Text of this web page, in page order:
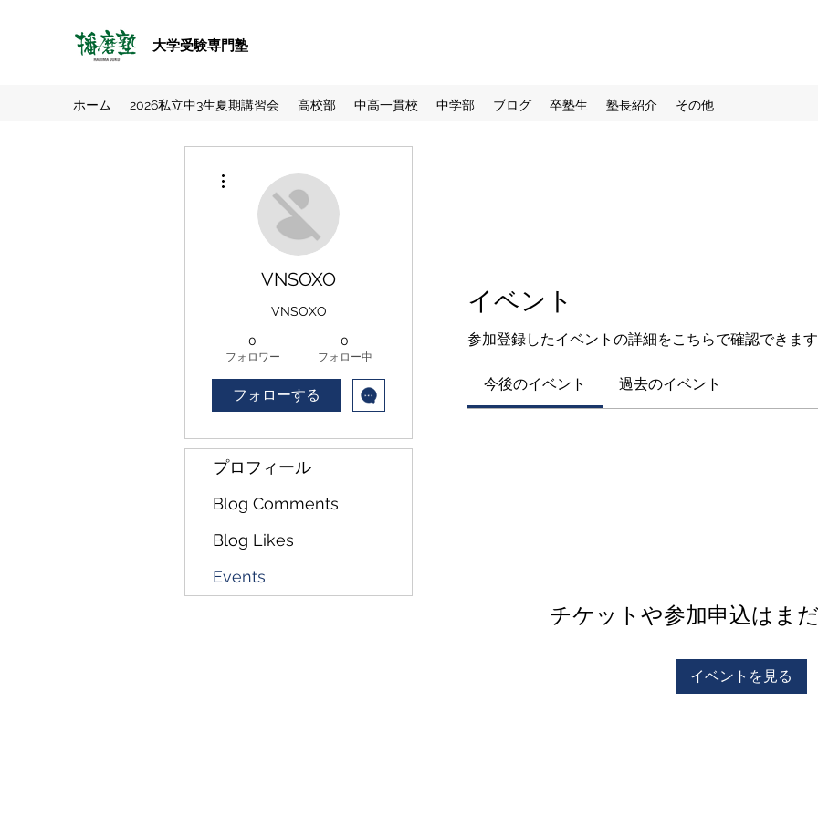
大学受験専門塾
ホーム 2026私立中3生夏期講習会 高校部 中高一貫校 中学部 ブログ 卒塾生 塾長紹介 その他
イベント
参加登録したイベントの詳細をこちらで確認できます
今後のイベント 過去のイベント
チケットや参加申込はま
イベントを見る
VNSOXO
VNSOXO
0
フォロワー
0
フォロー中
フォローする
プロフィール
Blog Comments
Blog Likes
Events